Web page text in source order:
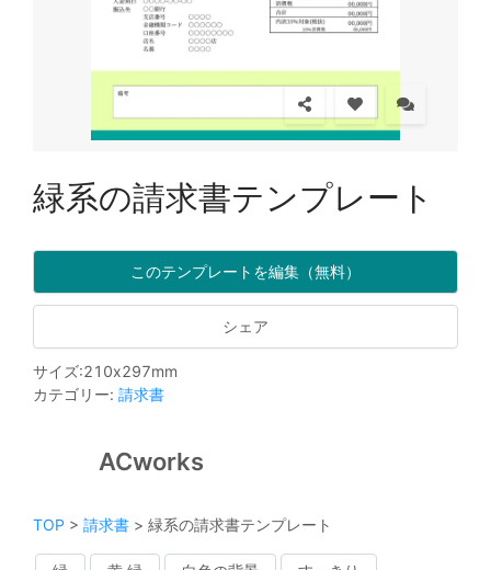
緑系の請求書テンプレート
このテンプレートを編集（無料）
シェア
サイズ:210x297mm
カテゴリー: 請求書
ACworks
TOP > 請求書 > 緑系の請求書テンプレート